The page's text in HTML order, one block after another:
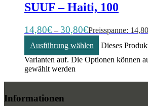
SUUF – Haiti, 100
14,80€ – 30,80€Preisspanne:
Ausführung wählen
Dieses
Varianten auf. Die Optionen können
gewählt werden
Informationen